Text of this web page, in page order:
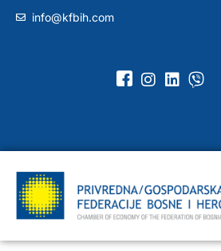
info@kfbih.com